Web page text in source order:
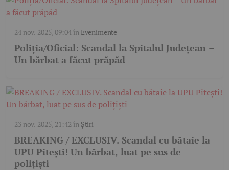
24 nov. 2025, 09:04în Evenimente
Poliția/Oficial: Scandal la Spitalul Județean –
Un bărbat a făcut prăpăd
23 nov. 2025, 21:42 în Știri
BREAKING / EXCLUSIV. Scandal cu bătaie la
UPU Pitești! Un bărbat, luat pe sus de
polițiști